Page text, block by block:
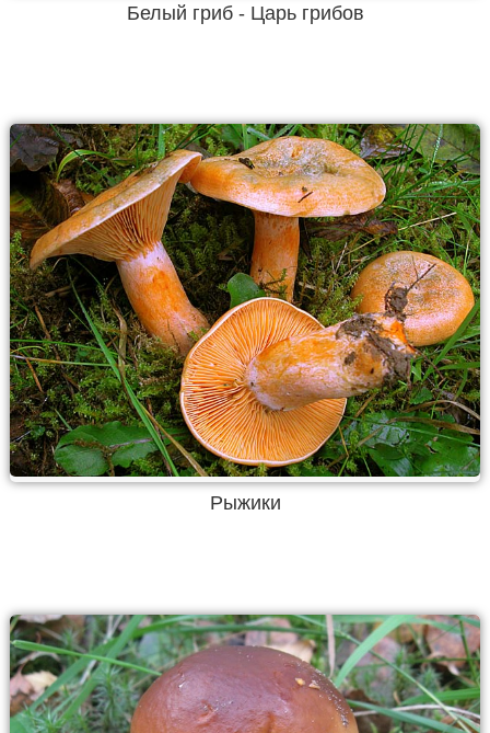
Белый гриб - Царь грибов
Рыжики